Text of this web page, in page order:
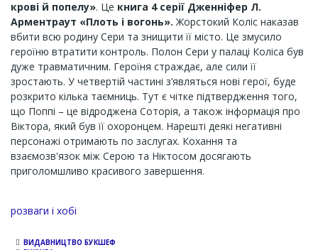
крові й попелу». Це книга 4 серії Дженніфер Л.
Арментраут «Плоть і вогонь». Жорстокий Коліс наказав
вбити всю родину Сери та знищити її місто. Це змусило
героїню втратити контроль. Полон Сери у палаці Коліса був
дуже травматичним. Героїня страждає, але сили її
зростають. У четвертій частині з’являться нові герої, буде
розкрито кілька таємниць. Тут є чітке підтвердження того,
що Поппі – це відроджена Соторія, а також інформація про
Віктора, який був її охоронцем. Нарешті деякі негативні
персонажі отримають по заслугах. Кохання та
взаємозв'язок між Серою та Ніктосом досягають
приголомшливо красивого завершення.
Channel
розваги і хобі
ВИДАВНИЦТВО БУКШЕФ